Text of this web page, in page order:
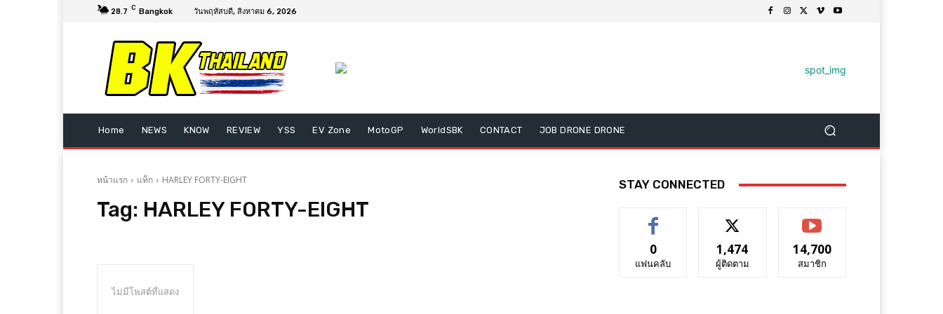
28.7 C Bangkok วันพฤหัสบดี, สิงหาคม 6, 2026
Home NEWS KNOW REVIEW YSS EV Zone MotoGP WorldSBK CONTACT JOB DRONE DRONE
หน้าแรก แท็ก HARLEY FORTY-EIGHT
Tag: HARLEY FORTY-EIGHT
ไม่มีโพสต์ที่แสดง
STAY CONNECTED
0
แฟนคลับ
1,474
ผู้ติดตาม
14,700
สมาชิก